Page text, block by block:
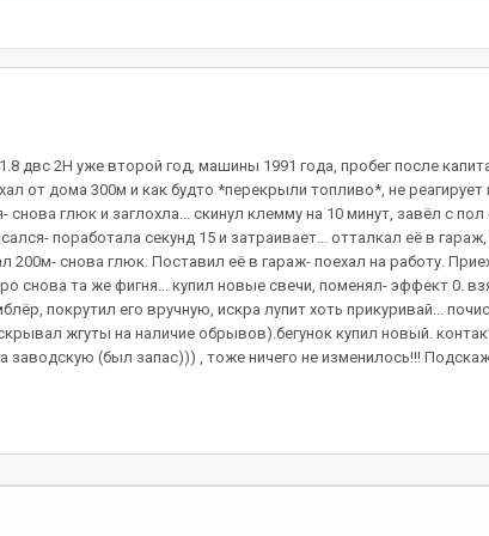
двс 2Н уже второй год, машины 1991 года, пробег после
от дома 300м и как будто *перекрыли топливо*, не реагирует
глюк и заглохла... скинул клемму на 10 минут, завёл с
поработала секунд 15 и затраивает... отталкал её в
снова глюк. Поставил её в гараж- поехал на работу.
снова та же фигня... купил новые свечи, поменял- эффект 0.
покрутил его вручную, искра лупит хоть прикуривай...
жгуты на наличие обрывов).бегунок купил новый.
(был запас))) , тоже ничего не изменилось!!!